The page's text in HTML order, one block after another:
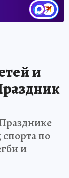
и
по
и